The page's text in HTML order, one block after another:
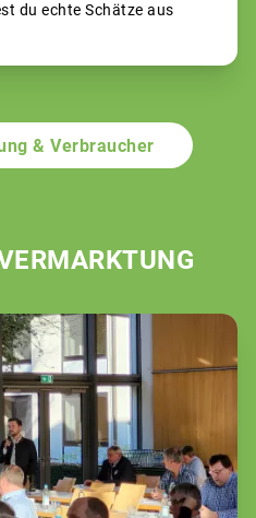
du echte Schätze aus
& Verbraucher